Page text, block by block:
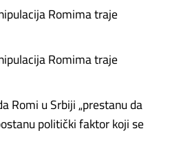
Romima traje
Romima traje
Romi u Srbiji „prestanu da
politički faktor koji se